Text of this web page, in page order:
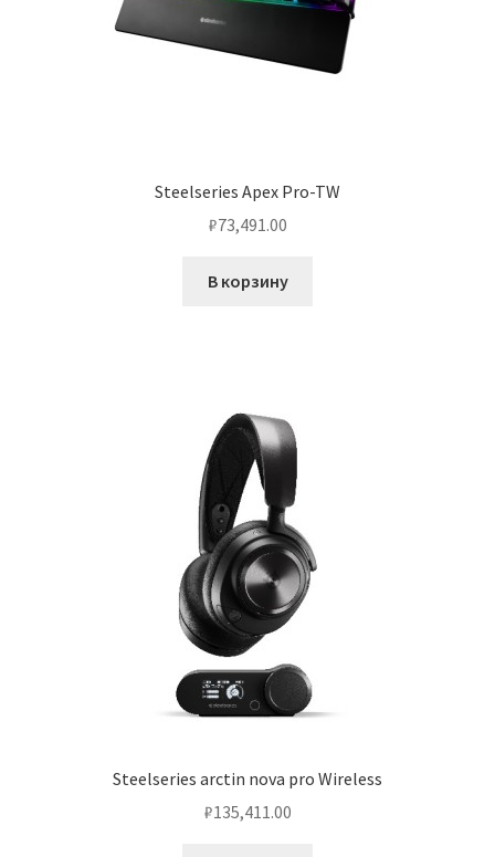
Steelseries Apex Pro-TW
₽73,491.00
В корзину
Steelseries arctin nova pro Wireless
₽135,411.00